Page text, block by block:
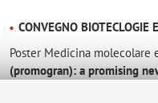
CONVEGNO BIOTECLOGIE
Poster Medicina molecolare
(promogran): a promising